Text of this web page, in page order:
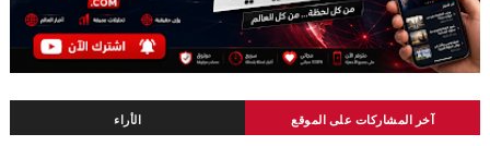
آخر المشاركات على الموقع الأراء